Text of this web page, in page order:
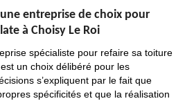
entreprise de choix pour
à Choisy Le Roi
spécialiste pour refaire sa toiture
un choix délibéré pour les
s’expliquent par le fait que
spécificités et que la réalisation